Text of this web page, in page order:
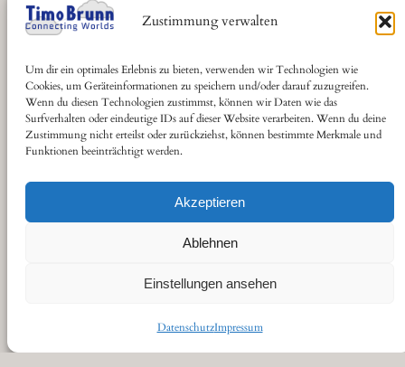
Zustimmung verwalten
Um dir ein optimales Erlebnis zu bieten, verwenden wir Technologien wie
Cookies, um Geräteinformationen zu speichern und/oder darauf zuzugreifen.
Wenn du diesen Technologien zustimmst, können wir Daten wie das
Surfverhalten oder eindeutige IDs auf dieser Website verarbeiten. Wenn du deine
Zustimmung nicht erteilst oder zurückziehst, können bestimmte Merkmale und
Funktionen beeinträchtigt werden.
Akzeptieren
Ablehnen
Einstellungen ansehen
DatenschutzImpressum
GitHub
LinkedIn
Instagram